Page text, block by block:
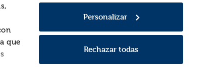
que
Personalizar
Rechazar todas